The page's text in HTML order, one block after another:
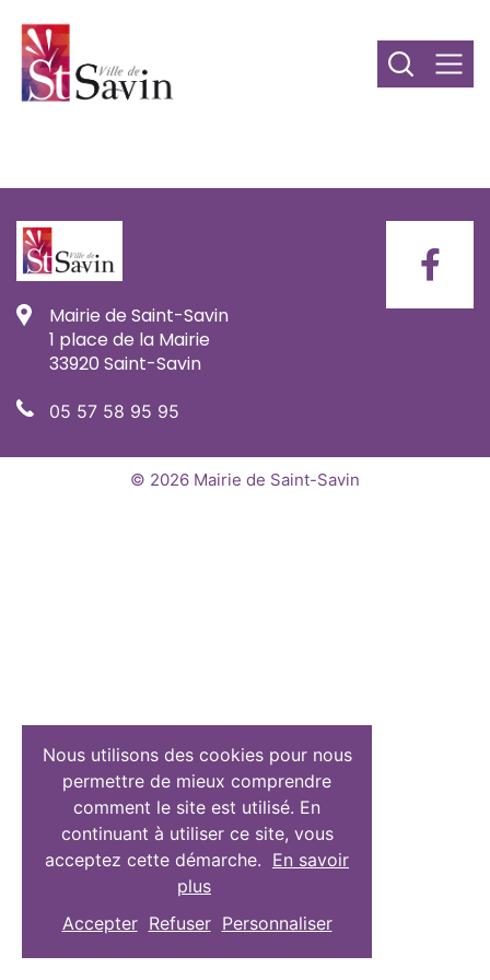
Mairie de Saint-Savin
1 place de la Mairie
33920 Saint-Savin
05 57 58 95 95
© 2026 Mairie de Saint-Savin
Nous utilisons des cookies pour nous
permettre de mieux comprendre
comment le site est utilisé. En
continuant à utiliser ce site, vous
acceptez cette démarche. En savoir
plus
Accepter Refuser Personnaliser